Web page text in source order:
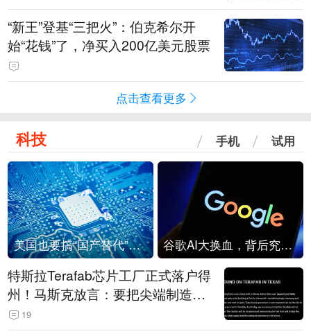
“新王”登基“三把火”：伯克希尔开
始“花钱”了，净买入200亿美元股票
点击查看更多
科技 手机 试用
美国也要搞“国产替代”？先算清三笔账 谷歌AI大换血，背后究竟发生了什么？
特斯拉Terafab芯片工厂正式落户得
州！马斯克放言：要把尖端制造带
回美国
19